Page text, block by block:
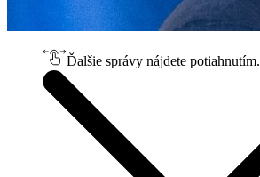
Ďalšie správy nájdete potiahnutím.